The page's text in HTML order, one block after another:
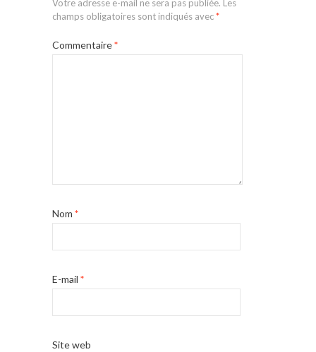
Votre adresse e-mail ne sera pas publiée. Les
champs obligatoires sont indiqués avec*
Commentaire*
Nom *
E-mail *
Site web